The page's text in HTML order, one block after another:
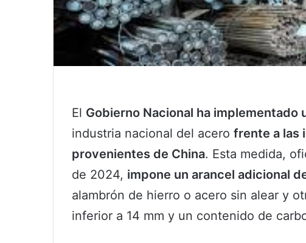
El Gobierno Nacional ha implementado
industria nacional del acero frente a las
provenientes de China. Esta medida,
de 2024, impone un arancel adicional
alambrón de hierro o acero sin alear y
inferior a 14 mm y un contenido de